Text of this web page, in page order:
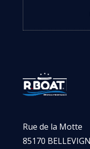
Rue de la Motte
85170